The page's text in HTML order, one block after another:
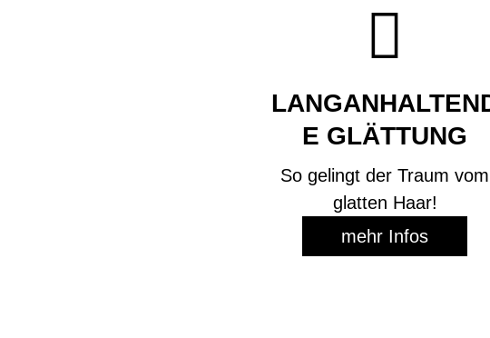

E GLÄTTUNG
So gelingt der Traum vom
glatten Haar!
mehr Infos